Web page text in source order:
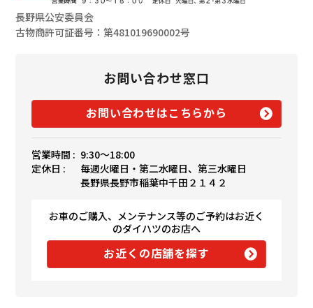
長野県公安委員会
古物商許可証番号：第481019690002号
お問い合わせ窓口
お問い合わせはこちらから
営業時間 : 9:30〜18:00
定休日 :
毎週火曜日・第二水曜日、第三水曜日
長野県長野市稲葉中千田２１４２
お車のご購入、メンテナンス等のご予約はお近く
のダイハツのお店へ
お近くの店舗を探す